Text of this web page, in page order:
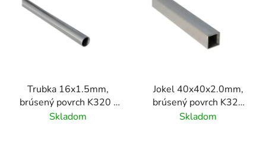
Trubka 16x1.5mm,
brúsený povrch K320 /
nerez AISI304
Skladom
Jokel 40x40x2.0mm,
brúsený povrch K320
/nerez AISI304
Skladom